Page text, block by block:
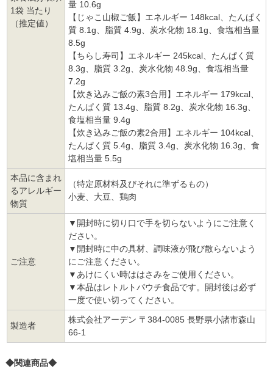
1袋 当たり
（推定値）
量 10.6g
【じゃこ山椒ご飯】エネルギー 148kcal、たんぱく
質 8.1g、脂質 4.9g、炭水化物 18.1g、食塩相当量
8.5g
【ちらし寿司】エネルギー 245kcal、たんぱく質
8.3g、脂質 3.2g、炭水化物 48.9g、食塩相当量
7.2g
【炊き込みご飯の素3合用】エネルギー 179kcal、
たんぱく質 13.4g、脂質 8.2g、炭水化物 16.3g、
食塩相当量 9.4g
【炊き込みご飯の素2合用】エネルギー 104kcal、
たんぱく質 5.4g、脂質 3.4g、炭水化物 16.3g、食
塩相当量 5.5g
本品に含まれ
るアレルギー
物質
（特定原材料及びそれに準ずるもの）
小麦、大豆、鶏肉
ご注意
▼開封時に切り口で手を切らないようにご注意く
ださい。
▼開封時に中の具材、調味液が飛び散らないよう
にご注意ください。
▼あけにくい時ははさみをご使用ください。
▼本品はレトルトパウチ食品です。開封後は必ず
一度で使い切ってください。
製造者
株式会社アーデン 〒384-0085 長野県小諸市森山
66-1
◆関連商品◆